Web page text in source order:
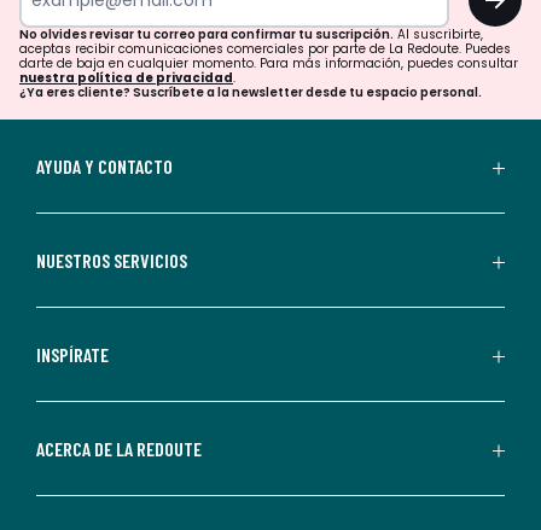
para
confirmar
tu
suscripción.
aceptas
comerciales
personalizadas
parte
Redoute.
No olvides revisar tu correo para confirmar tu suscripción. Al suscribirte,
aceptas recibir comunicaciones comerciales por parte de La Redoute. Puedes
darte de baja en cualquier momento. Para más información, puedes consultar
nuestra política de privacidad.
¿Ya eres cliente? Suscríbete a la newsletter desde tu espacio personal.
AYUDA Y CONTACTO
NUESTROS SERVICIOS
INSPÍRATE
ACERCA DE LA REDOUTE